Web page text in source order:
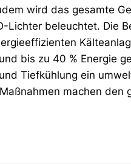
wird das gesamte
Lichter beleuchtet. Die
bis zu 40 % Energie
Tiefkühlung ein
machen den